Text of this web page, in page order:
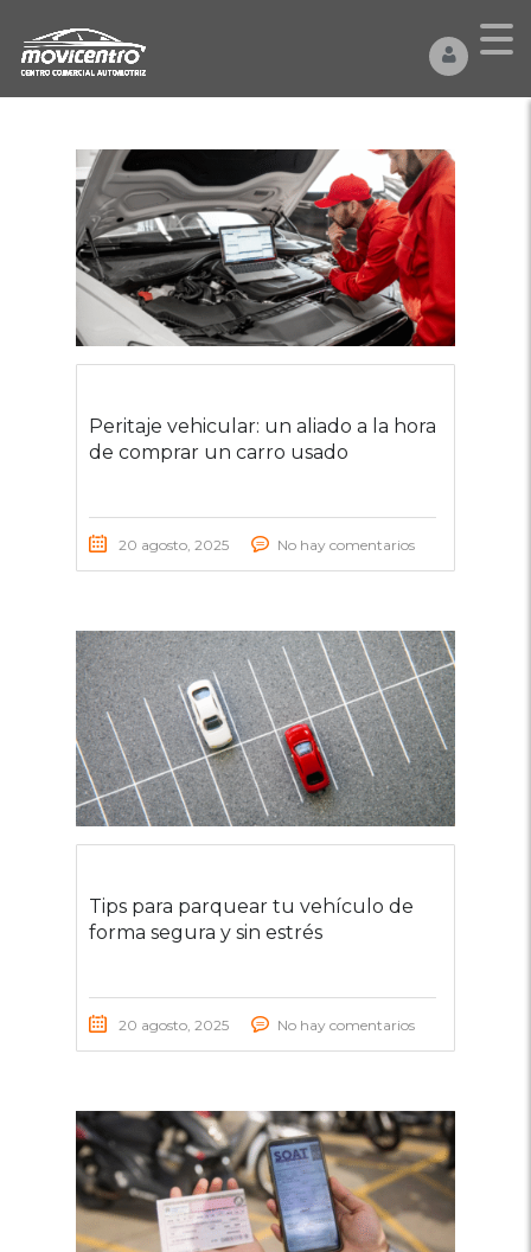
Peritaje vehicular: un aliado a la hora
de comprar un carro usado
20 agosto, 2025 No hay comentarios
Tips para parquear tu vehículo de
forma segura y sin estrés
20 agosto, 2025 No hay comentarios